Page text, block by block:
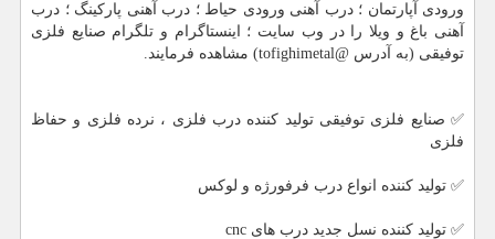
ورودی آپارتمان ؛ درب آهنی ورودی حیاط ؛ درب آهنی پارکینگ ؛ درب
آهنی باغ و ویلا را در وب سایت ؛ اینستاگرام و تلگرام صنایع فلزی
توفیقی (به آدرس @tofighimetal) مشاهده فرمایند.
✅ صنایع فلزی توفیقی تولید کننده درب فلزی ، نرده فلزی و حفاظ
فلزی
✅ تولید کننده انواع درب فرفورژه و لوکس
✅ تولید کننده نسل جدید درب های cnc